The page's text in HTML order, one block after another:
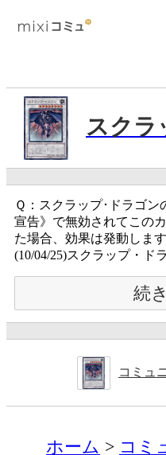
スクラ
Ｑ：スクラップ･ドラゴ
宣告》で無効されてこの
た場合、効果は発動しま
(10/04/25)スクラップ・ド
続
コミュ
ホーム コミ